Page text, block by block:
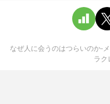
なぜ人に会うのはつらいのか-
ラク